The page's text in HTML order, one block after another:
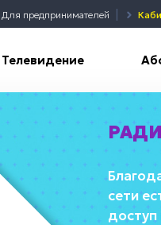
Для предпринимателей
Телевидение
сети
доступ